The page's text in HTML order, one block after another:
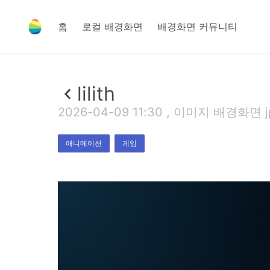
홈 로컬 배경화면 배경화면 커뮤니티
lilith
2026-04-09 11:30 , 이미지 배경화면
애니메이션 게임